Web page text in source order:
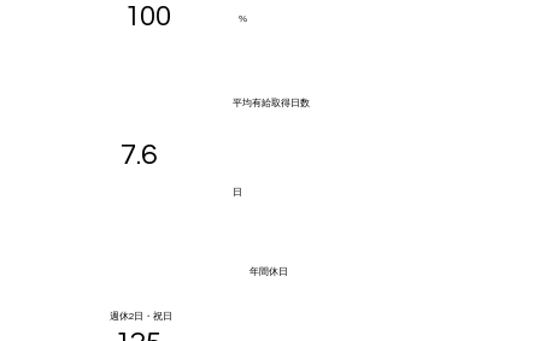
100 %
​平均有給取得日数
​日
7.6
​年間休日
​週休2日・祝日